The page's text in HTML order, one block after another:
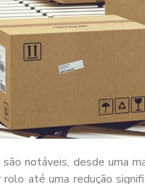
notáveis, desde uma
até uma redução